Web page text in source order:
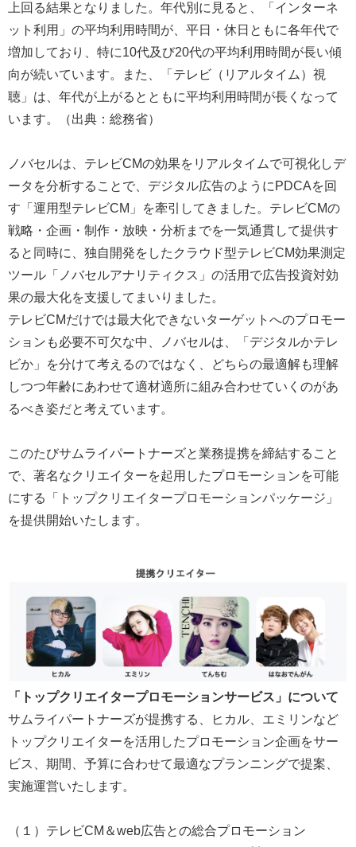
上回る結果となりました。年代別に見ると、「インターネ
ット利用」の平均利用時間が、平日・休日ともに各年代で
増加しており、特に10代及び20代の平均利用時間が長い傾
向が続いています。また、「テレビ（リアルタイム）視
聴」は、年代が上がるとともに平均利用時間が長くなって
います。（出典：総務省）
ノバセルは、テレビCMの効果をリアルタイムで可視化しデ
ータを分析することで、デジタル広告のようにPDCAを回
す「運用型テレビCM」を牽引してきました。テレビCMの
戦略・企画・制作・放映・分析までを一気通貫して提供す
ると同時に、独自開発をしたクラウド型テレビCM効果測定
ツール「ノバセルアナリティクス」の活用で広告投資対効
果の最大化を支援してまいりました。
テレビCMだけでは最大化できないターゲットへのプロモー
ションも必要不可欠な中、ノバセルは、「デジタルかテレ
ビか」を分けて考えるのではなく、どちらの最適解も理解
しつつ年齢にあわせて適材適所に組み合わせていくのがあ
るべき姿だと考えています。
このたびサムライパートナーズと業務提携を締結すること
で、著名なクリエイターを起用したプロモーションを可能
にする「トップクリエイタープロモーションパッケージ」
を提供開始いたします。
「トップクリエイタープロモーションサービス」について
サムライパートナーズが提携する、ヒカル、エミリンなど
トップクリエイターを活用したプロモーション企画をサー
ビス、期間、予算に合わせて最適なプランニングで提案、
実施運営いたします。
（１）テレビCM＆web広告との総合プロモーション